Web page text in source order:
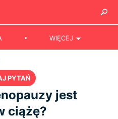
WIĘCEJ
PYTAŃ
jest
ciążę?